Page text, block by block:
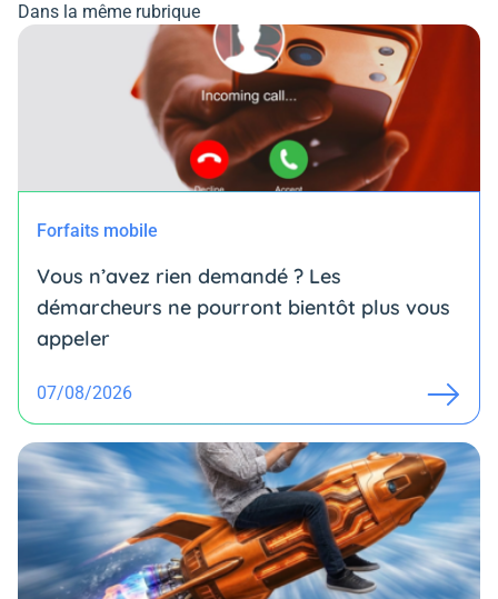
Dans la même rubrique
Forfaits mobile
Vous n’avez rien demandé ? Les
démarcheurs ne pourront bientôt plus vous
appeler
07/08/2026